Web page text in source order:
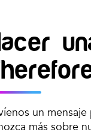
un
más sobre